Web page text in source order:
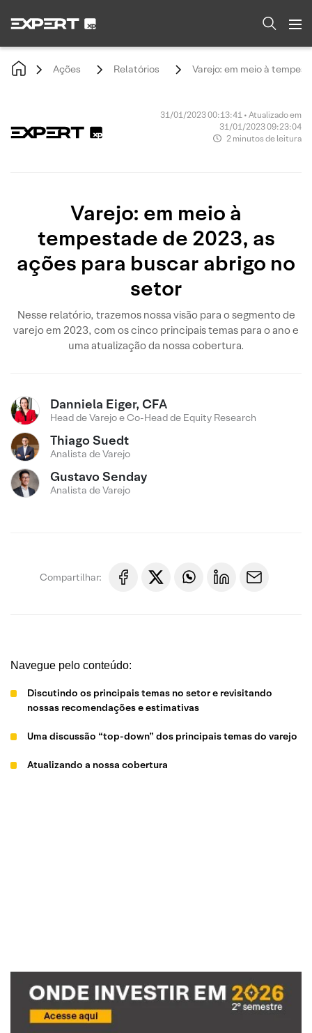
Ações Relatórios Varejo: em meio à
31/01/2023 00:13:41 • Atualizado em
31/01/2023 09:23:04
2 minutos de leitura
Varejo: em meio à
tempestade de 2023, as
ações para buscar abrigo no
setor
Nesse relatório, trazemos nossa visão para o segmento de
varejo em 2023, com os cinco principais temas para o ano e
uma atualização da nossa cobertura.
Danniela Eiger, CFA
Head de Varejo e Co-Head de Equity Research
Thiago Suedt
Analista de Varejo
Gustavo Senday
Analista de Varejo
Compartilhar:
Navegue pelo conteúdo:
Discutindo os principais temas no setor e revisitando
nossas recomendações e estimativas
Uma discussão “top-down” dos principais temas do varejo
Atualizando a nossa cobertura